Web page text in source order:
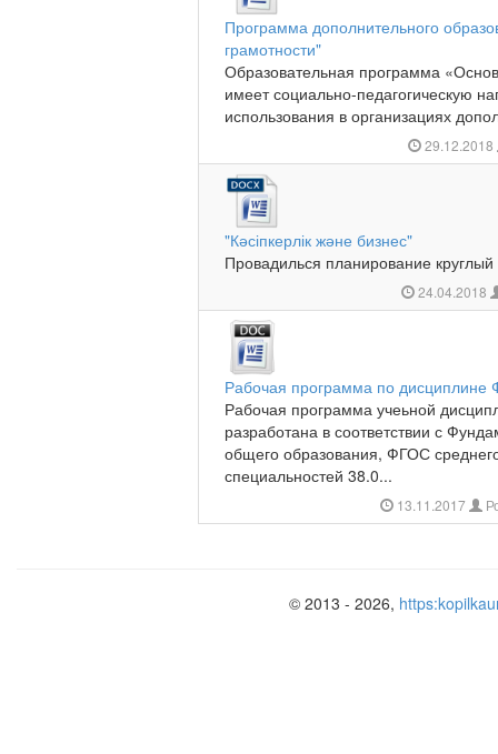
Программа дополнительного
грамотности"
Образовательная программа
имеет социально-педагогическую
использования в организациях
29.12.2018
"Кәсіпкерлік және бизнес"
Провадилься планирование
24.04.2018
Рабочая программа по дисциплине
Рабочая программа учеьной
разработана в соответствии с
общего образования, ФГОС
специальностей 38.0...
13.11.2017
© 2013 - 2026,